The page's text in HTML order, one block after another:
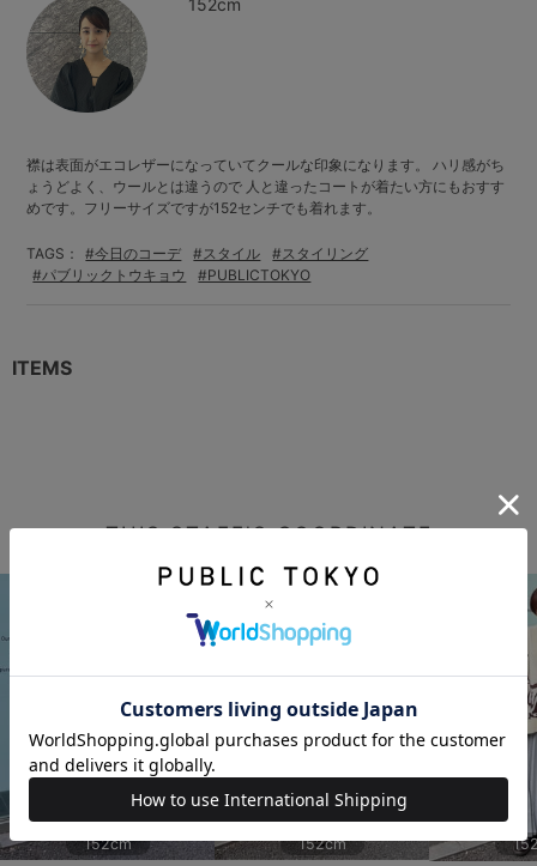
152cm
襟は表面がエコレザーになっていてクールな印象になります。 ハリ感がち
ょうどよく、ウールとは違うので 人と違ったコートが着たい方にもおすす
めです。フリーサイズですが152センチでも着れます。
TAGS： #今日のコーデ #スタイル
#スタイリング
#パブリックトウキョウ
#PUBLICTOKYO
ITEMS
THIS STAFF'S COORDINATE
152cm 152cm